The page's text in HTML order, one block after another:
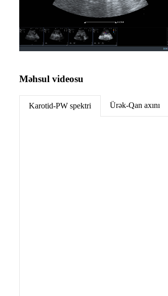
Məhsul videosu
Karotid-PW spektri Ürək-Qan axını